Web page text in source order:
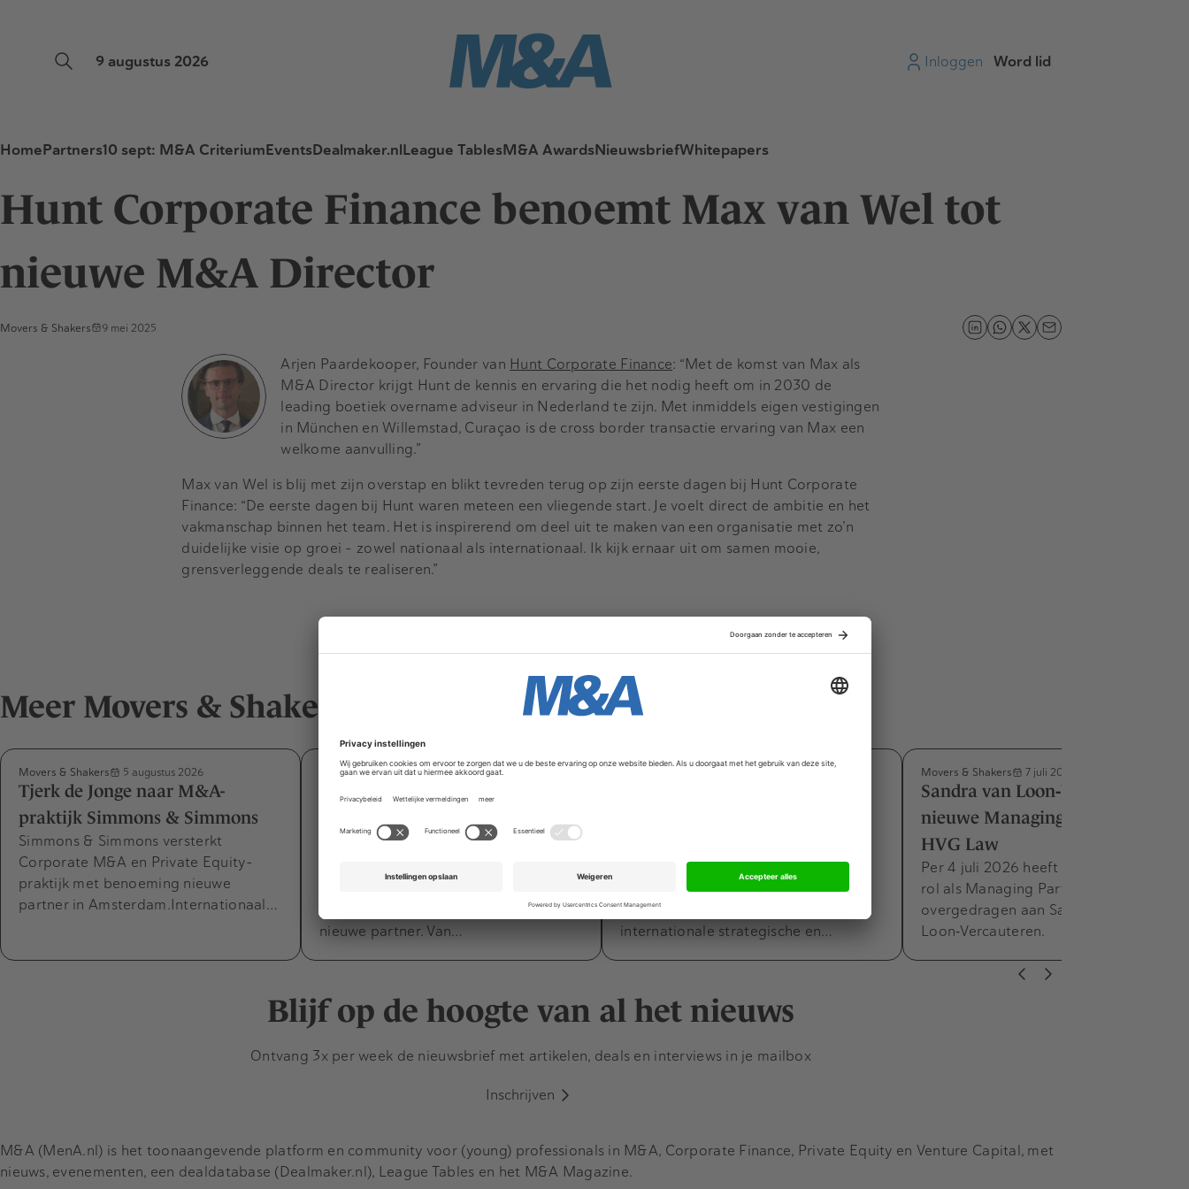
9 augustus 2026 Inloggen Word lid
HomePartners10 sept: M&A CriteriumEventsDealmaker.nlLeague TablesM&A AwardsNieuwsbriefWhitepapers
Hunt Corporate Finance benoemt Max van Wel tot
nieuwe M&A Director
Movers & Shakers 9 mei 2025
Arjen Paardekooper, Founder van Hunt Corporate Finance: “Met de komst van Max als
M&A Director krijgt Hunt de kennis en ervaring die het nodig heeft om in 2030 de
leading boetiek overname adviseur in Nederland te zijn. Met inmiddels eigen vestigingen
in München en Willemstad, Curaçao is de cross border transactie ervaring van Max een
welkome aanvulling.”
Max van Wel is blij met zijn overstap en blikt tevreden terug op zijn eerste dagen bij Hunt Corporate
Finance: “De eerste dagen bij Hunt waren meteen een vliegende start. Je voelt direct de ambitie en het
vakmanschap binnen het team. Het is inspirerend om deel uit te maken van een organisatie met zo’n
duidelijke visie op groei – zowel nationaal als internationaal. Ik kijk ernaar uit om samen mooie,
grensverleggende deals te realiseren.”
Meer Movers & Shakers
Movers & Shakers 5 augustus 2026
Tjerk de Jonge naar M&A-
praktijk Simmons & Simmons
Simmons & Simmons versterkt
Corporate M&A en Private Equity-
praktijk met benoeming nieuwe
partner in Amsterdam.Internationaal…
Movers & Shakers 4 augustus 2026
expertise
per 1 augustus Désirée van Boxtel als
nieuwe partner. Van…
7 juli 2026
BJTK heeft Chris Noordam benoemd
tot counsel binnen de M&A-praktijk.
Chris adviseert nationale en
internationale strategische en…
Movers & Shakers 7 juli 2026
Sandra van Loon‑Vercauteren
nieuwe Managing Partner bij
HVG Law
Per 4 juli 2026 heeft Frank Zandee zijn
rol als Managing Partner van HVG Law
overgedragen aan Sandra van
Loon‑Vercauteren.
Blijf op de hoogte van al het nieuws
Ontvang 3x per week de nieuwsbrief met artikelen, deals en interviews in je mailbox
Inschrijven
M&A (MenA.nl) is het toonaangevende platform en community voor (young) professionals in M&A, Corporate Finance, Private Equity en Venture Capital, met
nieuws, evenementen, een dealdatabase (Dealmaker.nl), League Tables en het M&A Magazine.